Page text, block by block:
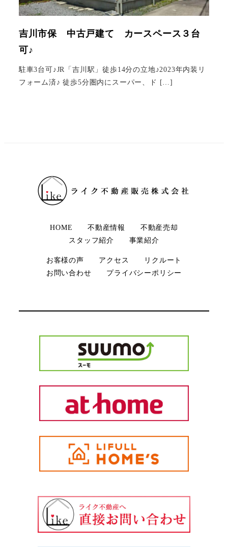
吉川市保 中古戸建て カースペース３台
可♪
駐車3台可♪JR「吉川駅」徒歩14分の立地♪2023年内装リ
フォーム済♪ 徒歩5分圏内にスーパー、ド […]
HOME 不動産情報
不動産売却
スタッフ紹介
事業紹介
お客様の声 アクセス
リクルート
お問い合わせ
プライバシーポリシー